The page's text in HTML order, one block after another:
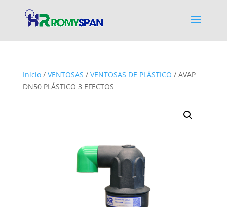
Inicio/ VENTOSAS / VENTOSAS DE PLÁSTICO / AVAP
DN50 PLÁSTICO 3 EFECTOS